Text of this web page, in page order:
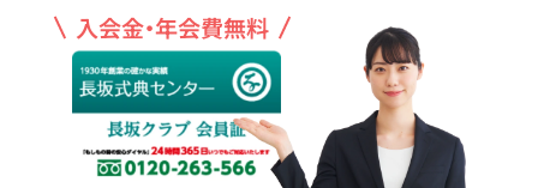
入会金・年会費無料